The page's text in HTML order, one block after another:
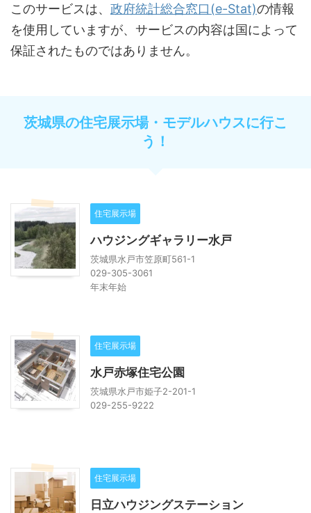
このサービスは、 政府統計総合窓口(e-Stat)の情報
を使用していますが、サービスの内容は国によって
保証されたものではありません。
茨城県の住宅展示場・モデルハウスに行こ
う！
住宅展示場
ハウジングギャラリー水戸
茨城県水戸市笠原町561-1
029-305-3061
年末年始
住宅展示場
水戸赤塚住宅公園
茨城県水戸市姫子2-201-1
029-255-9222
住宅展示場
日立ハウジングステーション